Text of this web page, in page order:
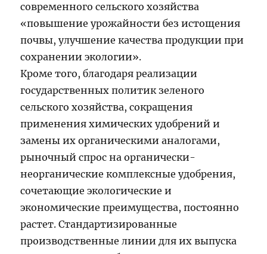
современного сельского хозяйства
«повышение урожайности без истощения
почвы, улучшение качества продукции при
сохранении экологии».
Кроме того, благодаря реализации
государственных политик зеленого
сельского хозяйства, сокращения
применения химических удобрений и
замены их органическими аналогами,
рыночный спрос на органически-
неорганические комплексные удобрения,
сочетающие экологические и
экономические преимущества, постоянно
растет. Стандартизированные
производственные линии для их выпуска